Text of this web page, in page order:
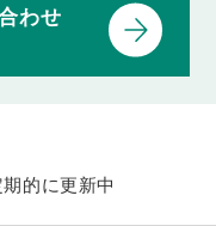
わせ
期的に更新中